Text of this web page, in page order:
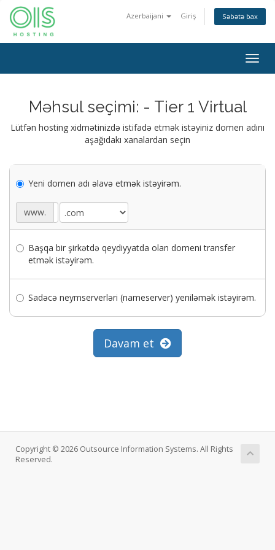
Azerbaijani Giriş Səbətə bax
Məhsul seçimi: - Tier 1 Virtual
Lütfən hosting xidmətinizdə istifadə etmək istəyiniz domen adını
aşağıdakı xanalardan seçin
Yeni domen adı əlavə etmək istəyirəm.
www.
Başqa bir şirkətdə qeydiyyatda olan domeni transfer
etmək istəyirəm.
Sadəcə neymserverləri (nameserver) yeniləmək istəyirəm.
Davam et
Copyright © 2026 Outsource Information Systems. All Rights
Reserved.